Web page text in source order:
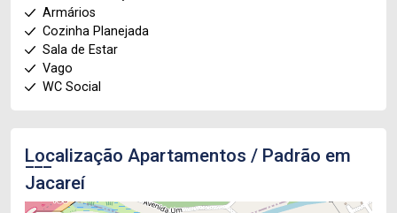
Armários
Cozinha Planejada
Sala de Estar
Vago
WC Social
Localização Apartamentos / Padrão em
Jacareí